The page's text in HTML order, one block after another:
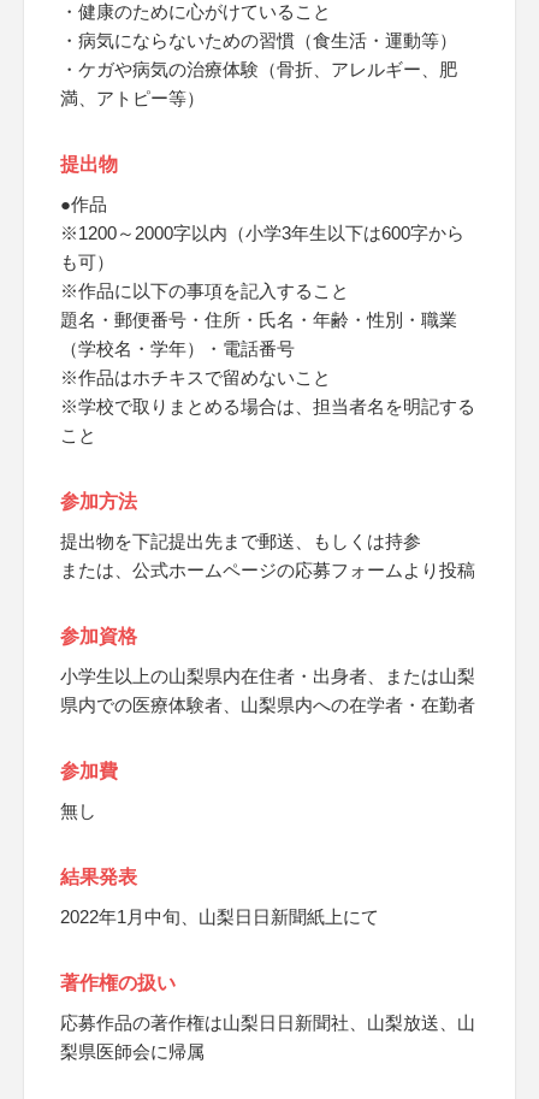
・健康のために心がけていること
・病気にならないための習慣（食生活・運動等）
・ケガや病気の治療体験（骨折、アレルギー、肥
満、アトピー等）
提出物
●作品
※1200～2000字以内（小学3年生以下は600字から
も可）
※作品に以下の事項を記入すること
題名・郵便番号・住所・氏名・年齢・性別・職業
（学校名・学年）・電話番号
※作品はホチキスで留めないこと
※学校で取りまとめる場合は、担当者名を明記する
こと
参加方法
提出物を下記提出先まで郵送、もしくは持参
または、公式ホームページの応募フォームより投稿
参加資格
小学生以上の山梨県内在住者・出身者、または山梨
県内での医療体験者、山梨県内への在学者・在勤者
参加費
無し
結果発表
2022年1月中旬、山梨日日新聞紙上にて
著作権の扱い
応募作品の著作権は山梨日日新聞社、山梨放送、山
梨県医師会に帰属